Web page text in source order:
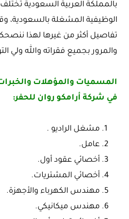
بالمملكة العربية السعودية
الوظيفية المشغلة بالسعودية،
تفاصيل أكثر من غيرها لهذا ننصحكم
والمرور بجميع فقراته والله ولي
المسميات والمؤهلات
في شركة أرامكو روان للحفر:
مشغل الراديو .
عامل.
أخصائي عقود أول.
أخصائي المشتريات.
مهندس الكهرباء والأجهزة.
مهندس ميكانيكي.